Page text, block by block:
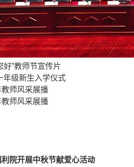
好”教师节宣传片
年级新生入学仪式
师风采展播
师风采展播
院开展中秋节献爱心活动